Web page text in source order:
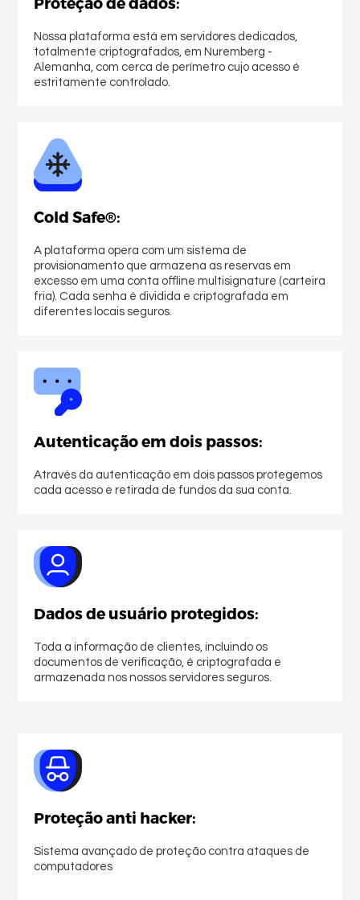
Comprar Bitcoin
Comprar Ethereum
Nossa plataforma está em servidores dedicados,
totalmente criptografados, em Nuremberg -
Alemanha, com cerca de perímetro cujo acesso é
estritamente controlado.
Cold Safe®:
A plataforma opera com um sistema de
provisionamento que armazena as reservas em
excesso em uma conta offline multisignature (carteira
fria). Cada senha é dividida e criptografada em
diferentes locais seguros.
Autenticação em dois passos:
Através da autenticação em dois passos protegemos
cada acesso e retirada de fundos da sua conta.
Dados de usuário protegidos:
Toda a informação de clientes, incluindo os
documentos de verificação, é criptografada e
armazenada nos nossos servidores seguros.
Proteção anti hacker:
Sistema avançado de proteção contra ataques de
computadores